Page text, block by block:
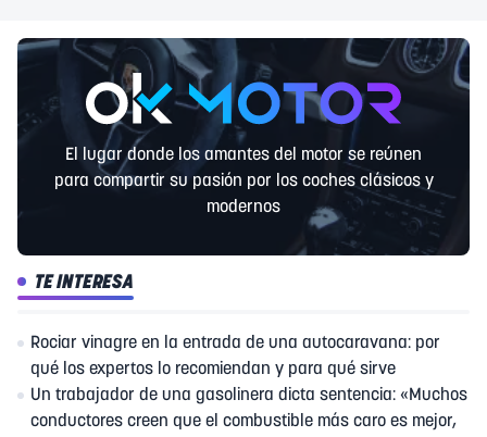
El lugar donde los amantes del motor se reúnen
para compartir su pasión por los coches clásicos y
modernos
TE INTERESA
Rociar vinagre en la entrada de una autocaravana: por
qué los expertos lo recomiendan y para qué sirve
Un trabajador de una gasolinera dicta sentencia: «Muchos
conductores creen que el combustible más caro es mejor,